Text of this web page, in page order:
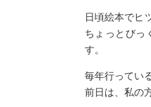
日頃絵本でヒ
ちょっとびっ
す。
毎年行ってい
前日は、私の